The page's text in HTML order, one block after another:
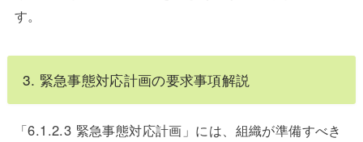
す。
3. 緊急事態対応計画の要求事項解説
「6.1.2.3 緊急事態対応計画」には、組織が準備すべき